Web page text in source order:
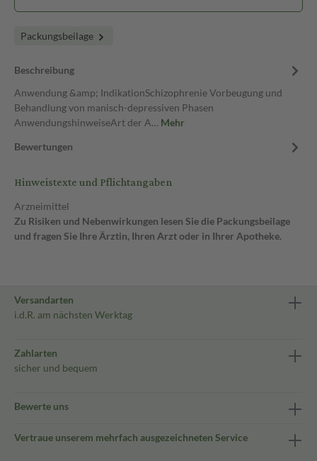
Packungsbeilage
Beschreibung
Anwendung &amp; IndikationSchizophrenie Vorbeugung und
Behandlung von manisch-depressiven Phasen
AnwendungshinweiseArt der A… Mehr
Bewertungen
Hinweistexte und Pflichtangaben
Arzneimittel
Zu Risiken und Nebenwirkungen lesen Sie die Packungsbeilage
und fragen Sie Ihre Ärztin, Ihren Arzt oder in Ihrer Apotheke.
Versandarten
i.d.R. am nächsten Werktag
Zahlarten
sicher und bequem
Bewerte uns
Vertraue unserem mehrfach ausgezeichneten Service